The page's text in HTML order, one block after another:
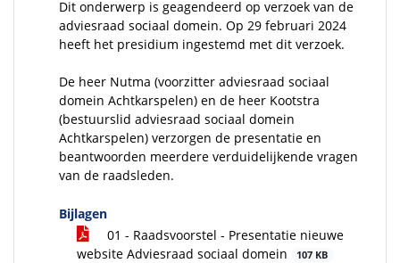
Dit onderwerp is geagendeerd op verzoek van de
adviesraad sociaal domein. Op 29 februari 2024
heeft het presidium ingestemd met dit verzoek.
De heer Nutma (voorzitter adviesraad sociaal
domein Achtkarspelen) en de heer Kootstra
(bestuurslid adviesraad sociaal domein
Achtkarspelen) verzorgen de presentatie en
beantwoorden meerdere verduidelijkende vragen
van de raadsleden.
Bijlagen
01 - Raadsvoorstel - Presentatie nieuwe
website Adviesraad sociaal domein
107 KB